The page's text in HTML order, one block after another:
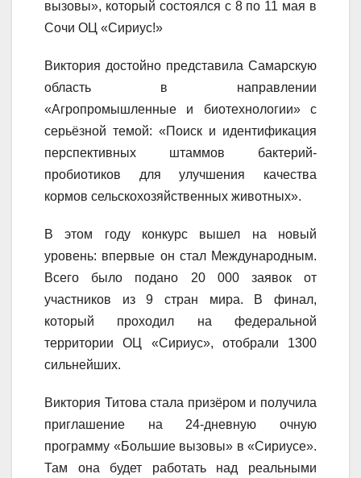
вызовы», который состоялся с 8 по 11 мая в
Сочи ОЦ «Сириус!»
Виктория достойно представила Самарскую
область в направлении
«Агропромышленные и биотехнологии» с
серьёзной темой: «Поиск и идентификация
перспективных штаммов бактерий-
пробиотиков для улучшения качества
кормов сельскохозяйственных животных».
В этом году конкурс вышел на новый
уровень: впервые он стал Международным.
Всего было подано 20 000 заявок от
участников из 9 стран мира. В финал,
который проходил на федеральной
территории ОЦ «Сириус», отобрали 1300
сильнейших.
Виктория Титова стала призёром и получила
приглашение на 24-дневную очную
программу «Большие вызовы» в «Сириусе».
Там она будет работать над реальными